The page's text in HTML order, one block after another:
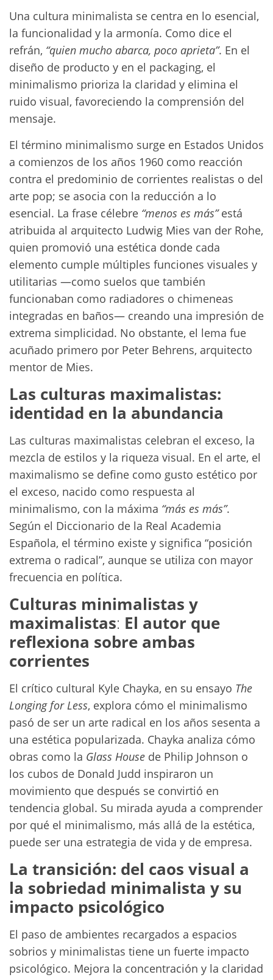
Una cultura minimalista se centra en lo esencial,
la funcionalidad y la armonía. Como dice el
refrán, “quien mucho abarca, poco aprieta”. En el
diseño de producto y en el packaging, el
minimalismo prioriza la claridad y elimina el
ruido visual, favoreciendo la comprensión del
mensaje.
El término minimalismo surge en Estados Unidos
a comienzos de los años 1960 como reacción
contra el predominio de corrientes realistas o del
arte pop; se asocia con la reducción a lo
esencial. La frase célebre “menos es más”está
atribuida al arquitecto Ludwig Mies van der Rohe,
quien promovió una estética donde cada
elemento cumple múltiples funciones visuales y
utilitarias —como suelos que también
funcionaban como radiadores o chimeneas
integradas en baños— creando una impresión de
extrema simplicidad. No obstante, el lema fue
acuñado primero por Peter Behrens, arquitecto
mentor de Mies.
Las culturas maximalistas:
identidad en la abundancia
Las culturas maximalistas celebran el exceso, la
mezcla de estilos y la riqueza visual. En el arte, el
maximalismo se define como gusto estético por
el exceso, nacido como respuesta al
minimalismo, con la máxima “más es más”.
Según el Diccionario de la Real Academia
Española, el término existe y significa “posición
extrema o radical”, aunque se utiliza con mayor
frecuencia en política.
Culturas minimalistas y
maximalistas: El autor que
reflexiona sobre ambas
corrientes
El crítico cultural Kyle Chayka, en su ensayo The
Longing for Less, explora cómo el minimalismo
pasó de ser un arte radical en los años sesenta a
una estética popularizada. Chayka analiza cómo
obras como la Glass House de Philip Johnson o
los cubos de Donald Judd inspiraron un
movimiento que después se convirtió en
tendencia global. Su mirada ayuda a comprender
por qué el minimalismo, más allá de la estética,
puede ser una estrategia de vida y de empresa.
La transición: del caos visual a
la sobriedad minimalista y su
impacto psicológico
El paso de ambientes recargados a espacios
sobrios y minimalistas tiene un fuerte impacto
psicológico. Mejora la concentración y la claridad